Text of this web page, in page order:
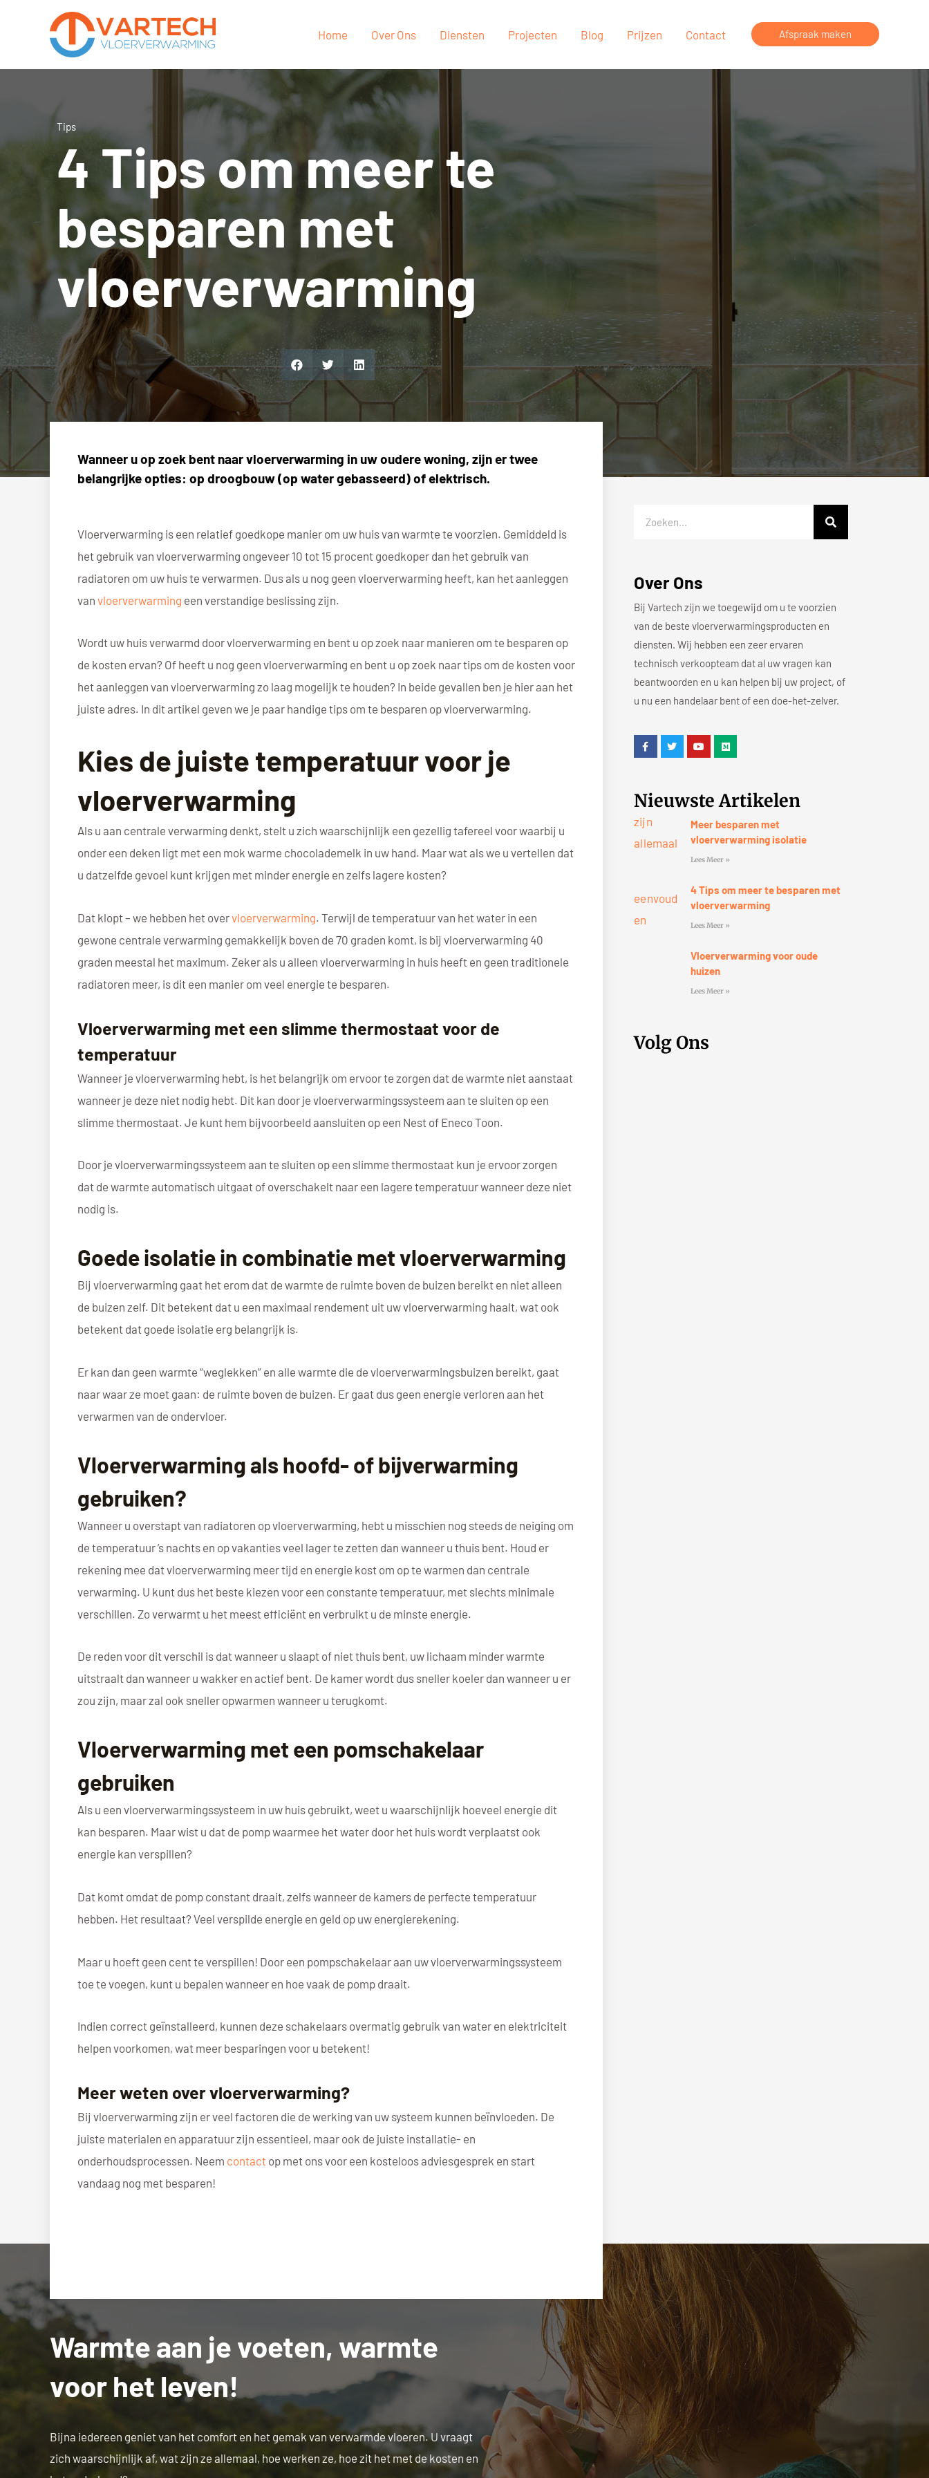
Home Over Ons Diensten Projecten Blog Prijzen Contact Afspraak maken
Tips
4 Tips om meer te
besparen met
vloerverwarming
Wanneer u op zoek bent naar vloerverwarming in uw oudere woning, zijn er twee
belangrijke opties: op droogbouw (op water gebasseerd) of elektrisch.
Vloerverwarming is een relatief goedkope manier om uw huis van warmte te voorzien. Gemiddeld is
het gebruik van vloerverwarming ongeveer 10 tot 15 procent goedkoper dan het gebruik van
radiatoren om uw huis te verwarmen. Dus als u nog geen vloerverwarming heeft, kan het aanleggen
van vloerverwarming een verstandige beslissing zijn.
Wordt uw huis verwarmd door vloerverwarming en bent u op zoek naar manieren om te besparen op
de kosten ervan? Of heeft u nog geen vloerverwarming en bent u op zoek naar tips om de kosten voor
het aanleggen van vloerverwarming zo laag mogelijk te houden? In beide gevallen ben je hier aan het
juiste adres. In dit artikel geven we je paar handige tips om te besparen op vloerverwarming.
Kies de juiste temperatuur voor je
vloerverwarming
Als u aan centrale verwarming denkt, stelt u zich waarschijnlijk een gezellig tafereel voor waarbij u
onder een deken ligt met een mok warme chocolademelk in uw hand. Maar wat als we u vertellen dat
u datzelfde gevoel kunt krijgen met minder energie en zelfs lagere kosten?
Dat klopt – we hebben het overvloerverwarming. Terwijl de temperatuur van het water in een
gewone centrale verwarming gemakkelijk boven de 70 graden komt, is bij vloerverwarming 40
graden meestal het maximum. Zeker als u alleen vloerverwarming in huis heeft en geen traditionele
radiatoren meer, is dit een manier om veel energie te besparen.
Vloerverwarming met een slimme thermostaat voor de
temperatuur
Wanneer je vloerverwarming hebt, is het belangrijk om ervoor te zorgen dat de warmte niet aanstaat
wanneer je deze niet nodig hebt. Dit kan door je vloerverwarmingssysteem aan te sluiten op een
slimme thermostaat. Je kunt hem bijvoorbeeld aansluiten op een Nest of Eneco Toon.
Door je vloerverwarmingssysteem aan te sluiten op een slimme thermostaat kun je ervoor zorgen
dat de warmte automatisch uitgaat of overschakelt naar een lagere temperatuur wanneer deze niet
nodig is.
Goede isolatie in combinatie met vloerverwarming
Bij vloerverwarming gaat het erom dat de warmte de ruimte boven de buizen bereikt en niet alleen
de buizen zelf. Dit betekent dat u een maximaal rendement uit uw vloerverwarming haalt, wat ook
betekent dat goede isolatie erg belangrijk is.
Er kan dan geen warmte “weglekken” en alle warmte die de vloerverwarmingsbuizen bereikt, gaat
naar waar ze moet gaan: de ruimte boven de buizen. Er gaat dus geen energie verloren aan het
verwarmen van de ondervloer.
Vloerverwarming als hoofd- of bijverwarming
gebruiken?
Wanneer u overstapt van radiatoren op vloerverwarming, hebt u misschien nog steeds de neiging om
de temperatuur ’s nachts en op vakanties veel lager te zetten dan wanneer u thuis bent. Houd er
rekening mee dat vloerverwarming meer tijd en energie kost om op te warmen dan centrale
verwarming. U kunt dus het beste kiezen voor een constante temperatuur, met slechts minimale
verschillen. Zo verwarmt u het meest efficiënt en verbruikt u de minste energie.
De reden voor dit verschil is dat wanneer u slaapt of niet thuis bent, uw lichaam minder warmte
uitstraalt dan wanneer u wakker en actief bent. De kamer wordt dus sneller koeler dan wanneer u er
zou zijn, maar zal ook sneller opwarmen wanneer u terugkomt.
Vloerverwarming met een pomschakelaar
gebruiken
Als u een vloerverwarmingssysteem in uw huis gebruikt, weet u waarschijnlijk hoeveel energie dit
kan besparen. Maar wist u dat de pomp waarmee het water door het huis wordt verplaatst ook
energie kan verspillen?
Dat komt omdat de pomp constant draait, zelfs wanneer de kamers de perfecte temperatuur
hebben. Het resultaat? Veel verspilde energie en geld op uw energierekening.
Maar u hoeft geen cent te verspillen! Door een pompschakelaar aan uw vloerverwarmingssysteem
toe te voegen, kunt u bepalen wanneer en hoe vaak de pomp draait.
Indien correct geïnstalleerd, kunnen deze schakelaars overmatig gebruik van water en elektriciteit
helpen voorkomen, wat meer besparingen voor u betekent!
Meer weten over vloerverwarming?
Bij vloerverwarming zijn er veel factoren die de werking van uw systeem kunnen beïnvloeden. De
juiste materialen en apparatuur zijn essentieel, maar ook de juiste installatie- en
onderhoudsprocessen. Neem contact op met ons voor een kosteloos adviesgesprek en start
vandaag nog met besparen!
Over Ons
Bij Vartech zijn we toegewijd om u te voorzien
van de beste vloerverwarmingsproducten en
diensten. Wij hebben een zeer ervaren
technisch verkoopteam dat al uw vragen kan
beantwoorden en u kan helpen bij uw project, of
u nu een handelaar bent of een doe-het-zelver.
Nieuwste Artikelen
Meer besparen met
vloerverwarming isolatie
Lees Meer »
4 Tips om meer te besparen met
vloerverwarming
Lees Meer »
Vloerverwarming voor oude
huizen
Lees Meer »
Volg Ons
Warmte aan je voeten, warmte
voor het leven!
Bijna iedereen geniet van het comfort en het gemak van verwarmde vloeren. U vraagt
zich waarschijnlijk af, wat zijn ze allemaal, hoe werken ze, hoe zit het met de kosten en